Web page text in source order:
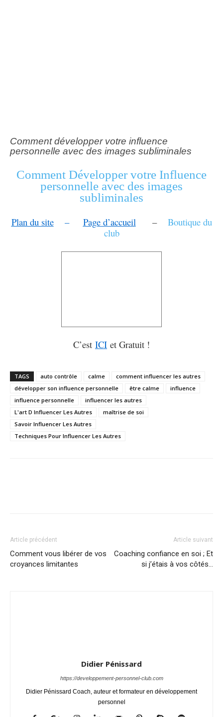
Comment développer votre influence
personnelle avec des images subliminales
Comment Développer votre Influence
personnelle avec des images
subliminales
Plan du site– Page d’accueil– Boutiquedu
club
C’est ICI et Gratuit !
TAGS auto contrôle calme
comment influencer les autres
développer son influence personnelle
être calme
influence
influence personnelle
influencer les autres
L'art D Influencer Les Autres
maîtrise de soi
Savoir Influencer Les Autres
Techniques Pour Influencer Les Autres
Article précédent
Comment vous libérer de vos
croyances limitantes
Article suivant
Coaching confiance en soi ; Et
si j’étais à vos côtés…
Didier Pénissard
https://developpement-personnel-club.com
Didier Pénissard Coach, auteur et formateur en développement
personnel